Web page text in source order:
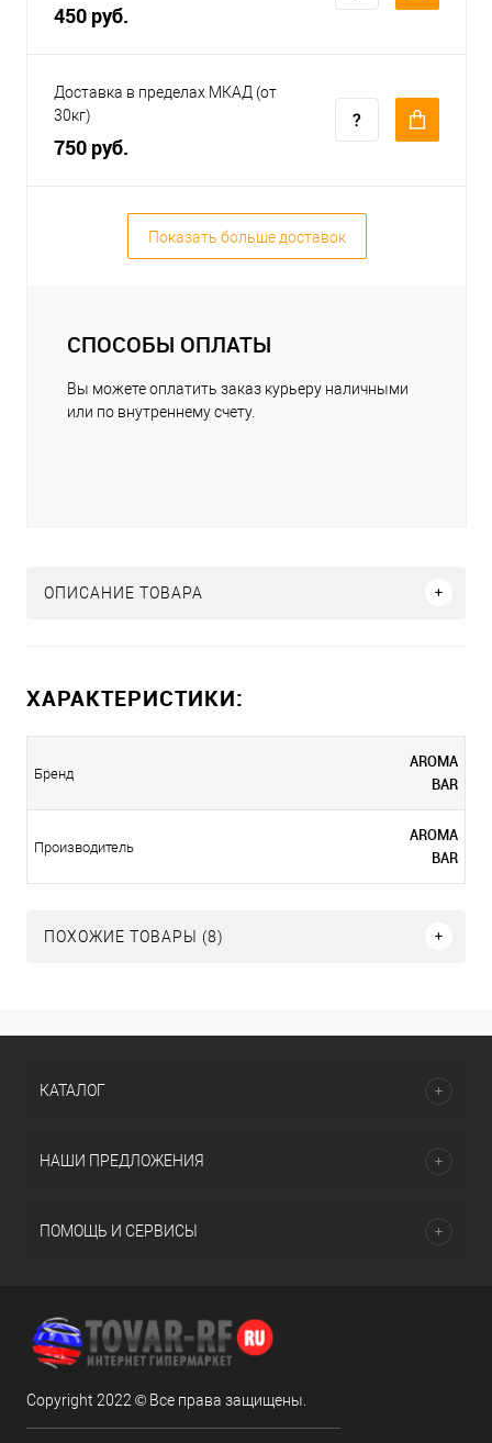
450 руб.
Доставка в пределах МКАД (от
30кг)
750 руб.
Показать больше доставок
СПОСОБЫ ОПЛАТЫ
Вы можете оплатить заказ курьеру наличными
или по внутреннему счету.
ОПИСАНИЕ ТОВАРА
ХАРАКТЕРИСТИКИ:
Бренд
AROMA
BAR
Производитель
AROMA
BAR
ПОХОЖИЕ ТОВАРЫ (8)
КАТАЛОГ
НАШИ ПРЕДЛОЖЕНИЯ
ПОМОЩЬ И СЕРВИСЫ
Copyright 2022 © Все права защищены.